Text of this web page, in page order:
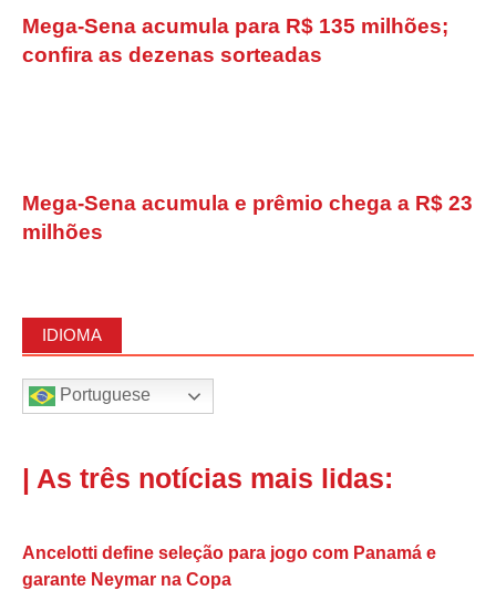
Mega-Sena acumula para R$ 135 milhões;
confira as dezenas sorteadas
Mega-Sena acumula e prêmio chega a R$ 23
milhões
IDIOMA
Portuguese
| As três notícias mais lidas:
Ancelotti define seleção para jogo com Panamá e
garante Neymar na Copa